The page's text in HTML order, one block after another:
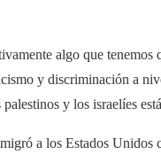
algo que tenemos
y discriminación a
y los israelíes
a los Estados Unidos